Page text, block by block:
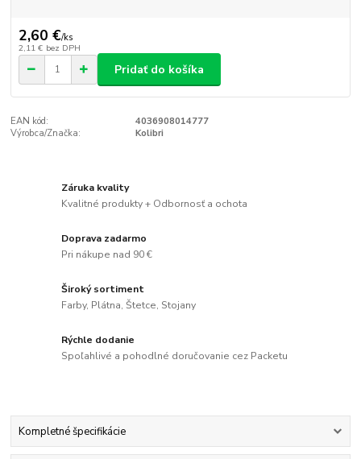
2,60 €/ks
2,11 € bez DPH
Pridať do košíka
EAN kód:
4036908014777
Výrobca/Značka:
Kolibri
Záruka kvality
Kvalitné produkty + Odbornosť a ochota
Doprava zadarmo
Pri nákupe nad 90 €
Široký sortiment
Farby, Plátna, Štetce, Stojany
Rýchle dodanie
Spoľahlivé a pohodlné doručovanie cez Packetu
Kompletné špecifikácie